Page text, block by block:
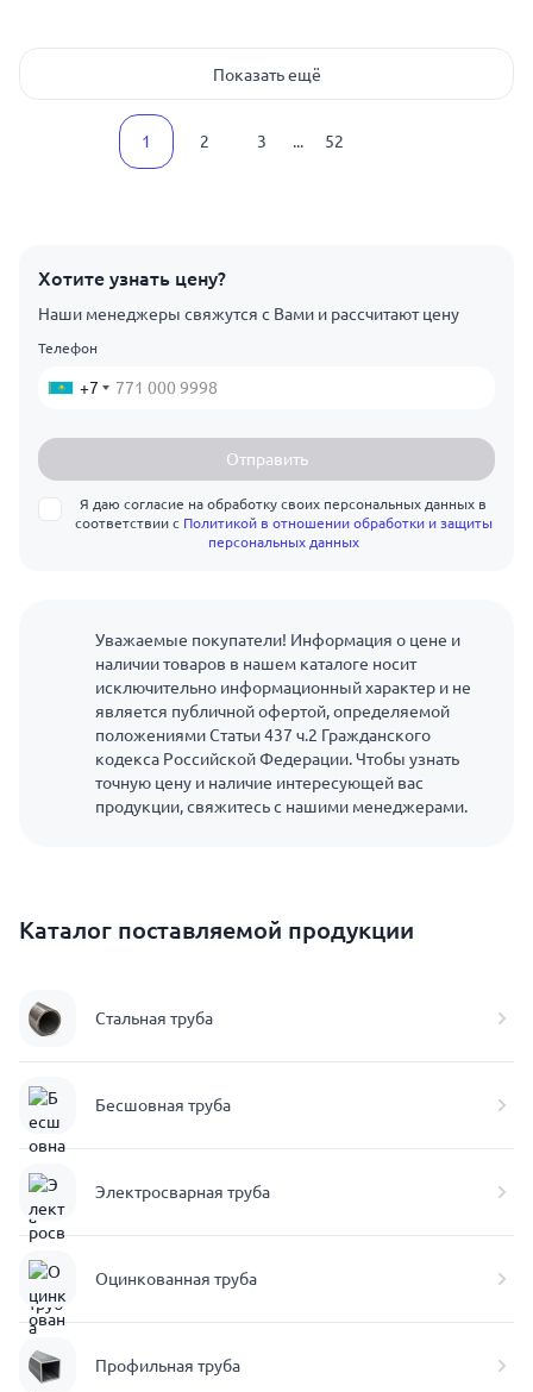
Показать ещё
1 2 3 ... 52
Хотите узнать цену?
Наши менеджеры свяжутся с Вами и рассчитают цену
Телефон
+7
Отправить
Я даю согласие на обработку своих персональных данных в
соответствии с Политикой в отношении обработки и защиты
персональных данных
Уважаемые покупатели! Информация о цене и
наличии товаров в нашем каталоге носит
исключительно информационный характер и не
является публичной офертой, определяемой
положениями Статьи 437 ч.2 Гражданского
кодекса Российской Федерации. Чтобы узнать
точную цену и наличие интересующей вас
продукции, свяжитесь с нашими менеджерами.
Каталог поставляемой продукции
Стальная труба
Бесшовная труба
Электросварная труба
Оцинкованная труба
Профильная труба